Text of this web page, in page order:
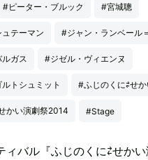
#ピーター・ブルック #宮城聰
テーマン #ジャン・ランベール
ガス #ジゼル・ヴィエンヌ
トシュミット #ふじのくに⇄せ
かい演劇祭2014 #Stage
ィバル『ふじのくに⇄せかい